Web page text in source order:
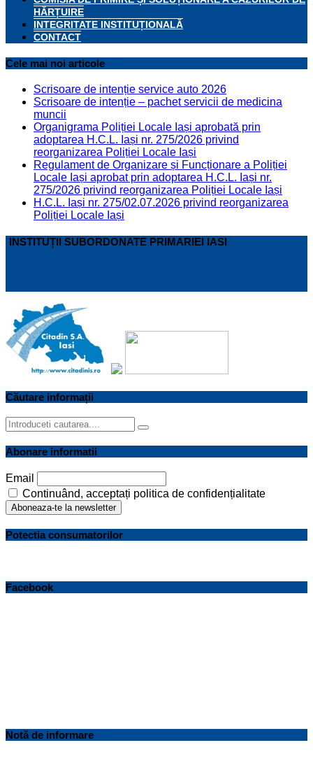
HĂRȚUIRE
INTEGRITATE INSTITUȚIONALĂ
CONTACT
Cele mai noi articole
Scrisoare de intenție service auto 2026
Scrisoare de intenție – pachet servicii de medicina
muncii
Organigrama Poliției Locale Iași aprobată prin
adoptarea H.C.L. Iași nr. 275/2026 privind
reorganizarea Poliției Locale Iași
Regulament de Organizare și Funcționare a Poliției
Locale Iași aprobat prin adoptarea H.C.L. Iași nr.
275/2026 privind reorganizarea Poliției Locale Iași
H.C.L. Iași nr. 275/02.07.2026 privind reorganizarea
Poliției Locale Iași
INSTITUȚII SUBORDONATE PRIMARIEI IASI
Căutare informații
Search
for:
Search
Abonare informatii
Email
Continuând, acceptați politica de confidențialitate
Potectia consumatorilor
Facebook
Notă de informare